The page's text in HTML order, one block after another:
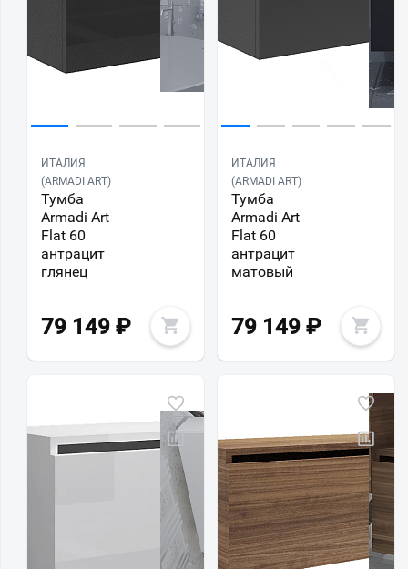
ИТАЛИЯ
(ARMADI ART)
Тумба
Armadi Art
Flat 60
антрацит
глянец
79 149 ₽
ИТАЛИЯ
(ARMADI ART)
Тумба
Armadi Art
Flat 60
антрацит
матовый
79 149 ₽